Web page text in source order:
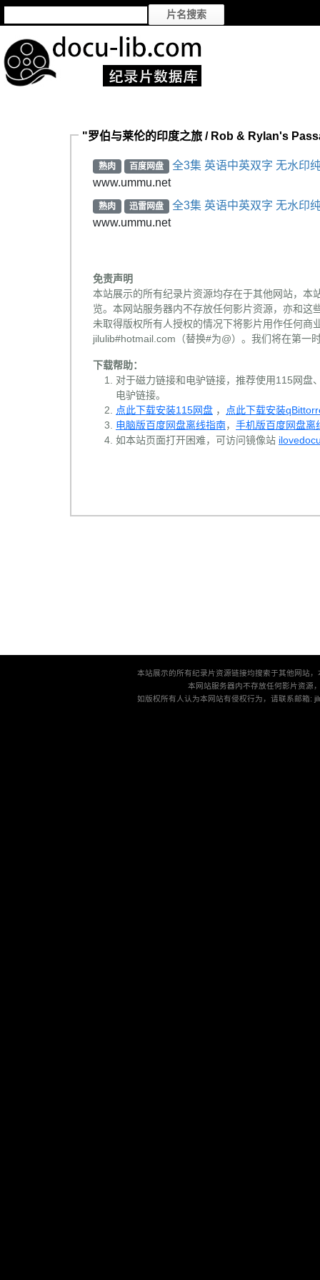
"罗伯与莱伦的印度之旅 / Rob & Rylan's
熟肉 百度网盘
全3集 英语中英双字 无水印
www.ummu.net
熟肉 迅雷网盘
全3集 英语中英双字 无水印
www.ummu.net
免责声明
本站展示的所有纪录片资源均存在于其他网站，本
览。本网站服务器内不存放任何影片资源，亦和
未取得版权所有人授权的情况下将影片用作任何
jilulib#hotmail.com（替换#为@）。我们将在第一
下载帮助：
对于磁力链接和电驴链接，推荐使用115网盘
电驴链接。
点此下载安装115网盘 ，
点此下载安装
电脑版百度网盘离线指南， 手机版百度网盘离
如本站页面打开困难，可访问镜像站
本站展示的所有纪录片资源链接均搜索于其他网站
本网站服务器内不存放任何影片资源
如版权所有人认为本网站有侵权行为，请联系邮箱: